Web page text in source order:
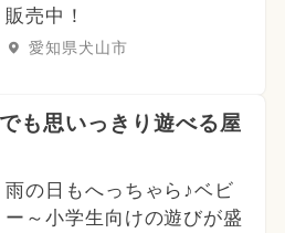
販売中！
愛知県犬山市
も思いっきり遊べる屋
雨の日もへっちゃら♪ベビ
ー～小学生向けの遊びが盛